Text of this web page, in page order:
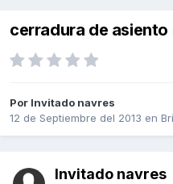
cerradura de
Por Invitado navres
12 de Septiembre del 2013 en
Invitado navres